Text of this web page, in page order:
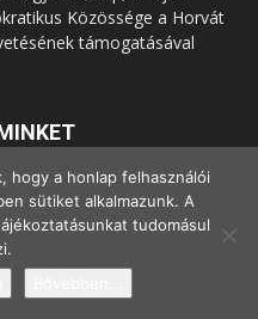
Közössége a Horvát
támogatásával
jog fenntartva.
hogy a honlap felhasználói
sütiket alkalmazunk. A
tudomásul